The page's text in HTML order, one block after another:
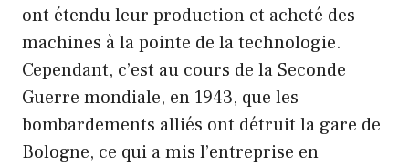
ont étendu leur production et acheté des
machines à la pointe de la technologie.
Cependant, c’est au cours de la Seconde
Guerre mondiale, en 1943, que les
bombardements alliés ont détruit la gare de
Bologne, ce qui a mis l’entreprise en